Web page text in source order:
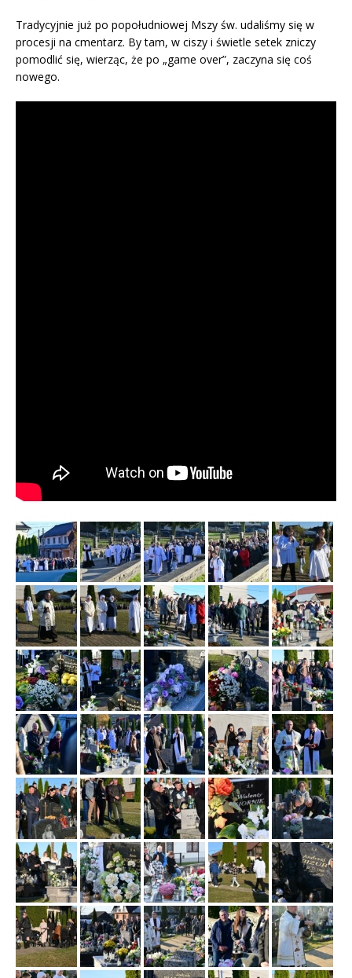
Tradycyjnie już po popołudniowej Mszy św. udaliśmy się w
procesji na cmentarz. By tam, w ciszy i świetle setek zniczy
pomodlić się, wierząc, że po „game over”, zaczyna się coś
nowego.